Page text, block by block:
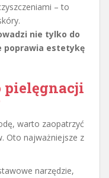
– to
nie tylko do
poprawia estetykę
pielęgnacji
warto zaopatrzyć
Oto najważniejsze z
narzędzie,